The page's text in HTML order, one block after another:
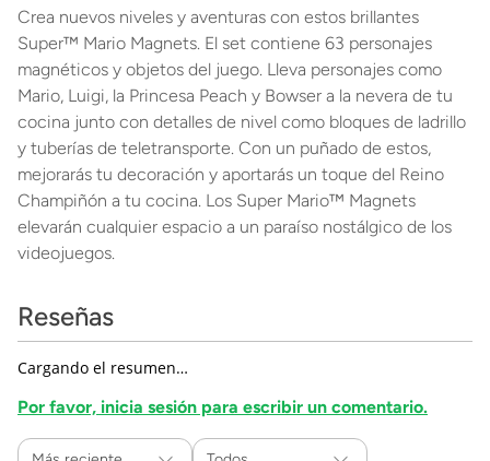
Crea nuevos niveles y aventuras con estos brillantes
Super™ Mario Magnets. El set contiene 63 personajes
magnéticos y objetos del juego. Lleva personajes como
Mario, Luigi, la Princesa Peach y Bowser a la nevera de tu
cocina junto con detalles de nivel como bloques de ladrillo
y tuberías de teletransporte. Con un puñado de estos,
mejorarás tu decoración y aportarás un toque del Reino
Champiñón a tu cocina. Los Super Mario™ Magnets
elevarán cualquier espacio a un paraíso nostálgico de los
videojuegos.
Reseñas
Cargando el resumen…
Por favor, inicia sesión para escribir un comentario.